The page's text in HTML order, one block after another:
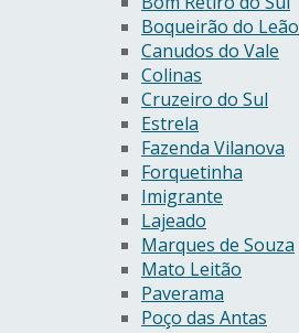
Boqueirão do Leão
Canudos do Vale
Colinas
Cruzeiro do Sul
Estrela
Fazenda Vilanova
Forquetinha
Imigrante
Lajeado
Marques de Souza
Mato Leitão
Paverama
Poço das Antas